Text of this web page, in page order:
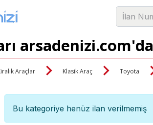
arsadenizi.com'da
Araçlar Klasik Araç Toyota
Bu kategoriye henüz ilan verilmemiş